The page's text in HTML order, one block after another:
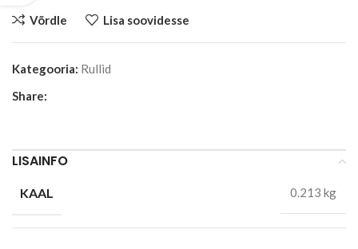
Võrdle Lisa soovidesse
Kategooria: Rullid
Share:
LISAINFO
KAAL 0.213 kg